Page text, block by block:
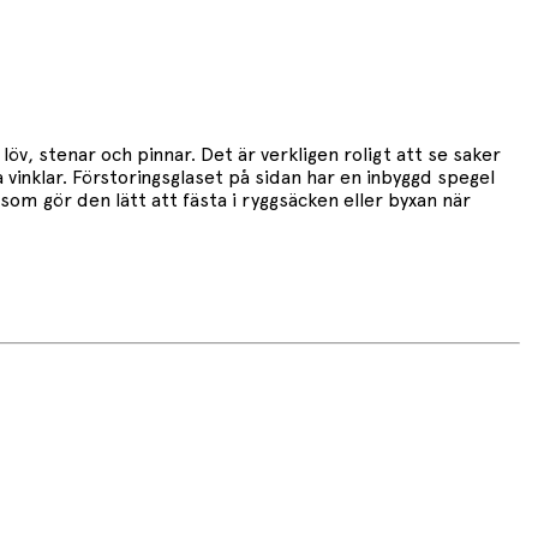
stenar och pinnar. Det är verkligen roligt att se saker
Förstoringsglaset på sidan har en inbyggd spegel
gör den lätt att fästa i ryggsäcken eller byxan när